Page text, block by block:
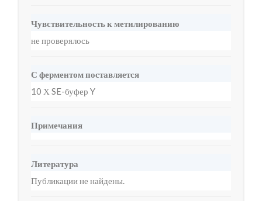
Чувствительность к метилированию
не проверялось
С ферментом поставляется
10 Х SE-буфер Y
Примечания
Литература
Публикации не найдены.